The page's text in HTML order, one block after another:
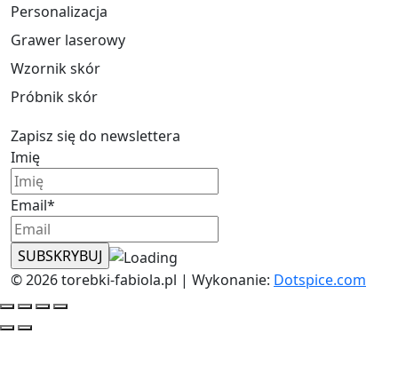
Personalizacja
Grawer laserowy
Wzornik skór
Próbnik skór
Zapisz się do newslettera
Imię
Email*
© 2026 torebki-fabiola.pl | Wykonanie: Dotspice.com